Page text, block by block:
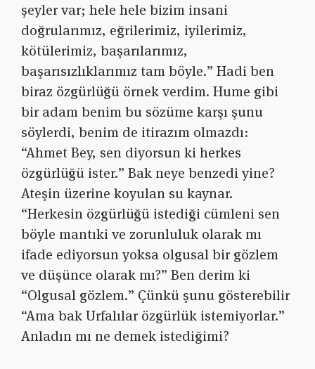
şeyler var; hele hele bizim insani
doğrularımız, eğrilerimiz, iyilerimiz,
kötülerimiz, başarılarımız,
başarısızlıklarımız tam böyle.” Hadi ben
biraz özgürlüğü örnek verdim. Hume gibi
bir adam benim bu sözüme karşı şunu
söylerdi, benim de itirazım olmazdı:
“Ahmet Bey, sen diyorsun ki herkes
özgürlüğü ister.” Bak neye benzedi yine?
Ateşin üzerine koyulan su kaynar.
“Herkesin özgürlüğü istediği cümleni sen
böyle mantıki ve zorunluluk olarak mı
ifade ediyorsun yoksa olgusal bir gözlem
ve düşünce olarak mı?” Ben derim ki
“Olgusal gözlem.” Çünkü şunu gösterebilir
“Ama bak Urfalılar özgürlük istemiyorlar.”
Anladın mı ne demek istediğimi?